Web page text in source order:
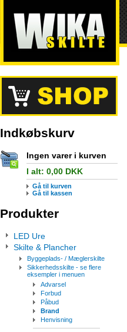
Indkøbskurv
Ingen varer i kurven
I alt: 0,00 DKK
Gå til kurven
Gå til kassen
Produkter
LED Ure
Skilte & Plancher
Byggeplads- / Mæglerskilte
Sikkerhedsskilte - se flere
eksempler i menuen
Advarsel
Forbud
Påbud
Brand
Henvisning